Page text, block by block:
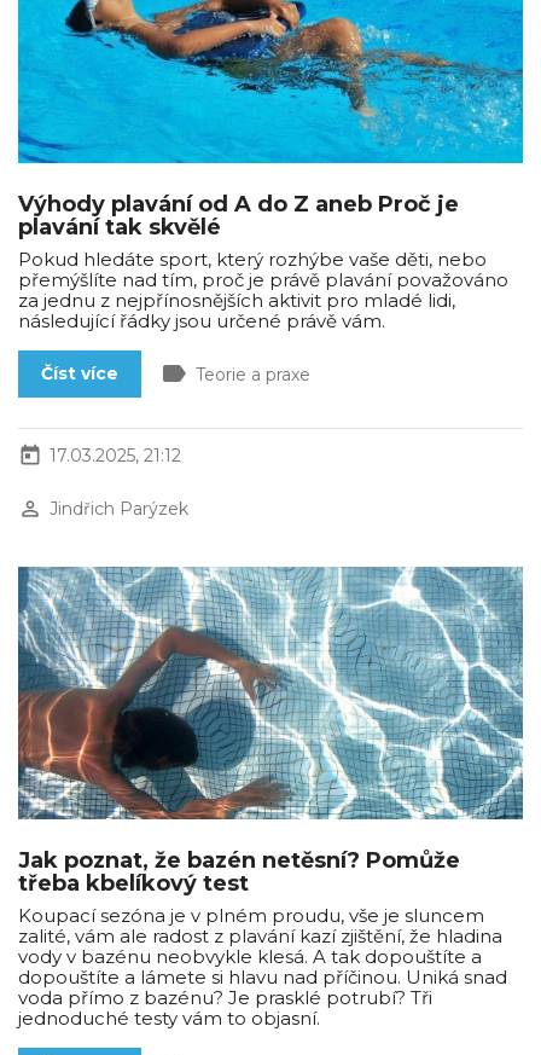
Výhody plavání od A do Z aneb Proč je
plavání tak skvělé
Pokud hledáte sport, který rozhýbe vaše děti, nebo
přemýšlíte nad tím, proč je právě plavání považováno
za jednu z nejpřínosnějších aktivit pro mladé lidi,
následující řádky jsou určené právě vám.
Číst více label Teorie a praxe
today 17.03.2025, 21:12
perm_identity Jindřich Parýzek
Jak poznat, že bazén netěsní? Pomůže
třeba kbelíkový test
Koupací sezóna je v plném proudu, vše je sluncem
zalité, vám ale radost z plavání kazí zjištění, že hladina
vody v bazénu neobvykle klesá. A tak dopouštíte a
dopouštíte a lámete si hlavu nad příčinou. Uniká snad
voda přímo z bazénu? Je prasklé potrubí? Tři
jednoduché testy vám to objasní.